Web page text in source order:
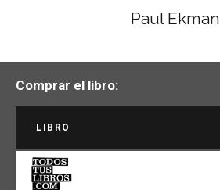
Paul Ekman
Comprar el libro:
LIBRO